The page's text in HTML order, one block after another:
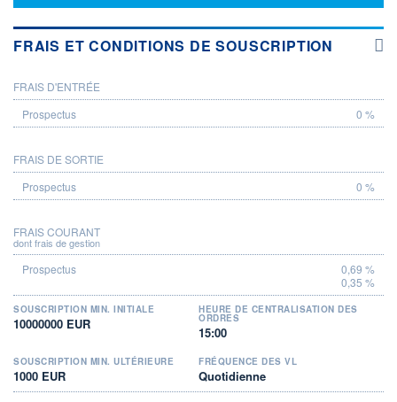
FRAIS ET CONDITIONS DE SOUSCRIPTION
PROSPECTUS
FRAIS D'ENTRÉE
0 %
FRAIS DE SORTIE
0 %
FRAIS COURANT
dont frais de gestion
0,69 %
0,35 %
SOUSCRIPTION MIN. INITIALE
10000000 EUR
HEURE DE CENTRALISATION DES
ORDRES
15:00
SOUSCRIPTION MIN. ULTÉRIEURE
1000 EUR
FRÉQUENCE DES VL
Quotidienne